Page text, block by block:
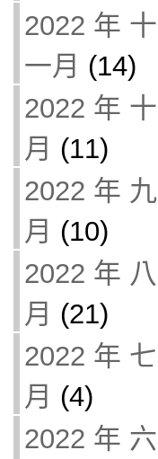
2022 年 十
一月 (14)
2022 年 十
月 (11)
2022 年 九
月 (10)
2022 年 八
月 (21)
2022 年 七
月 (4)
2022 年 六